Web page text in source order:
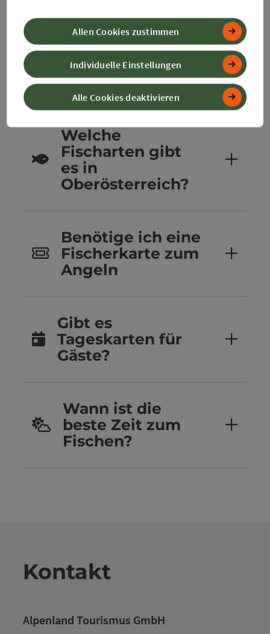
Wo kann man im
360° Alpenland
angeln?
Welche
Fischarten gibt
es in
Oberösterreich?
Benötige ich eine
Fischerkarte zum
Angeln
Gibt es
Tageskarten für
Gäste?
Wann ist die
beste Zeit zum
Fischen?
Kontakt
Alpenland Tourismus GmbH
Alle Cookies deaktivieren
Individuelle Einstellungen
Allen Cookies zustimmen